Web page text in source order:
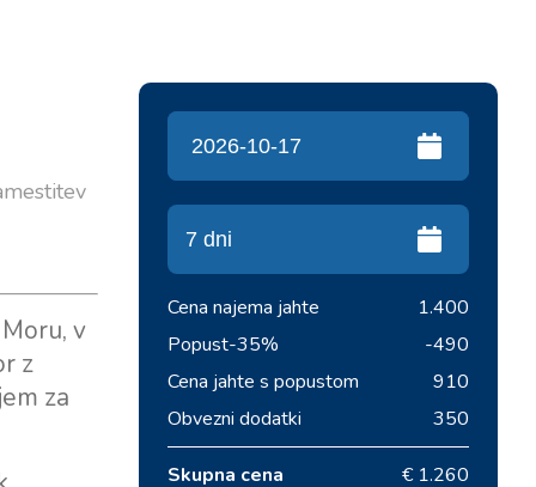
v
z
za
Cena najema jahte
1.400
Popust-35%
-490
Cena jahte s popustom
910
Obvezni dodatki
350
Skupna cena € 1.260